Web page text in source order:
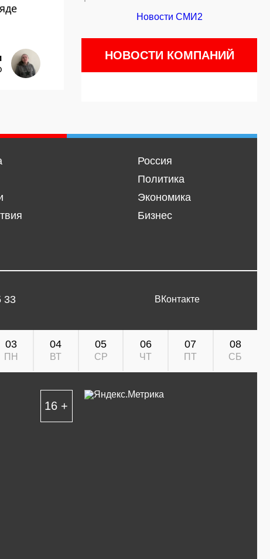
Новости СМИ2
НОВОСТИ КОМПАНИЙ
Россия
Политика
Экономика
Бизнес
33 ВКонтакте
03
ПН
04
ВТ
05
СР
06
ЧТ
07
ПТ
08
СБ
16 +